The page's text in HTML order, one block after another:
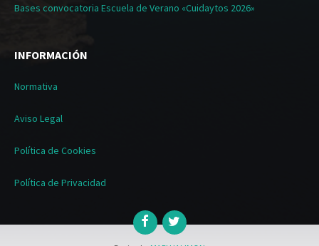
Bases convocatoria Escuela de Verano «Cuidaytos 2026»
INFORMACIÓN
Normativa
Aviso Legal
Política de Cookies
Política de Privacidad